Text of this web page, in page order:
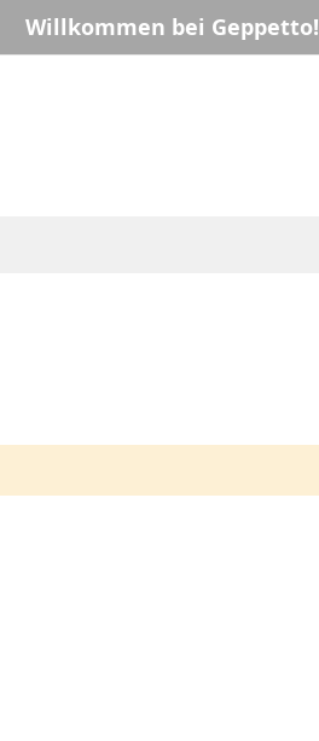
Willkommen bei Geppetto!